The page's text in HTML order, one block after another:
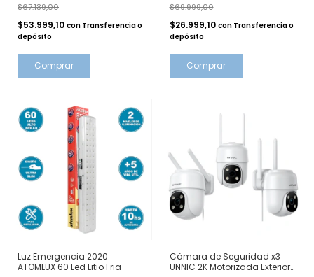
$67.139,00
$53.999,10 con Transferencia o
depósito
Comprar
$69.999,00
$26.999,10 con Transferencia o
depósito
Luz Emergencia 2020
ATOMLUX 60 Led Litio Fria
Cámara de Seguridad x3
UNNIC 2K Motorizada Exterior